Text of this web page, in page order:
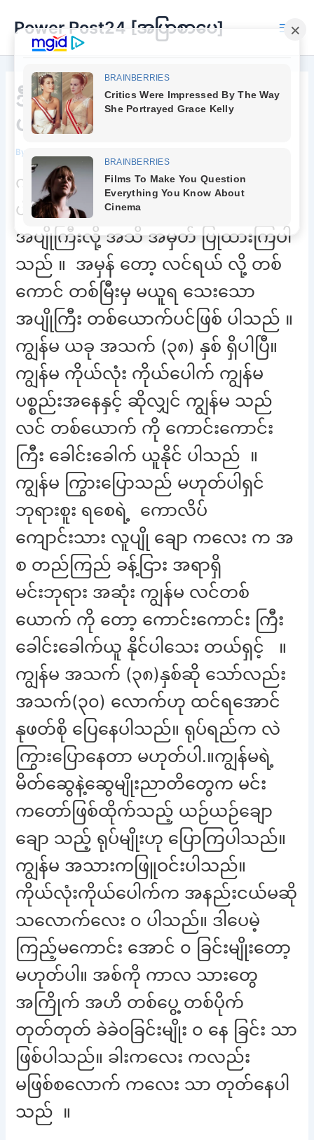
content
Power Post24 [အပြာစာပေ]
Main
ဒီနည်းလေးက တော်တော်ကိုထူး
ပါတယ် မမရယ်
By
ကျွန်မ မှာ အပျိုကြီး တစ်ယောက် ဖြစ်
ပါသည် ။ လူ တကာ က ကျွန်မ ကို
အပျိုကြီးလို့ အသိ အမှတ် ပြုထားကြပါ
သည် ။ အမှန် တော့ လင်ရယ် လို့ တစ်
ကောင် တစ်မြီးမှ မယူရ သေးသော
အပျိုကြီး တစ်ယောက်ပင်ဖြစ် ပါသည် ။
ကျွန်မ ယခု အသက် (၃၈) နှစ် ရှိပါပြီ။
ကျွန်မ ကိုယ်လုံး ကိုယ်ပေါက် ကျွန်မ
ပစ္စည်းအနေနှင့် ဆိုလျှင် ကျွန်မ သည်
လင် တစ်ယောက် ကို ကောင်းကောင်း
ကြီး ခေါင်းခေါက် ယူနိုင် ပါသည် ။
ကျွန်မ ကြွားပြောသည် မဟုတ်ပါရှင်
ဘုရားစူး ရစေရဲ့ ကောလိပ်
ကျောင်းသား လူပျို ချော ကလေး က အ
စ တည်ကြည် ခန့်ငြား အရာရှိ
မင်းဘုရား အဆုံး ကျွန်မ လင်တစ်
ယောက် ကို တော့ ကောင်းကောင်း ကြီး
ခေါင်းခေါက်ယူ နိုင်ပါသေး တယ်ရှင့် ။
ကျွန်မ အသက် (၃၈)နှစ်ဆို သော်လည်း
အသက်(၃၀) လောက်ဟု ထင်ရအောင်
နုဖတ်စို ပြေနေပါသည်။ ရုပ်ရည်က လဲ
ကြွားပြောနေတာ မဟုတ်ပါ.။ကျွန်မရဲ့
မိတ်ဆွေနဲ့ဆွေမျိုးညာတိတွေက မင်း
ကတော်ဖြစ်ထိုက်သည့် ယဉ်ယဉ်ချော
ချော သည့် ရုပ်မျိုးဟု ပြောကြပါသည်။
ကျွန်မ အသားကဖြူဝင်းပါသည်။
ကိုယ်လုံးကိုယ်ပေါက်က အနည်းငယ်မဆို
သလောက်လေး ၀ ပါသည်။ ဒါပေမဲ့
ကြည့်မကောင်း အောင် ၀ ခြင်းမျိုးတော့
မဟုတ်ပါ။ အစ်ကို ကာလ သားတွေ
အကြိုက် အဟိ တစ်ပွေ့ တစ်ပိုက်
တုတ်တုတ် ခဲခဲဝခြင်းမျိုး ၀ နေ ခြင်း သာ
ဖြစ်ပါသည်။ ခါးကလေး ကလည်း
မဖြစ်စလောက် ကလေး သာ တုတ်နေပါ
သည် ။